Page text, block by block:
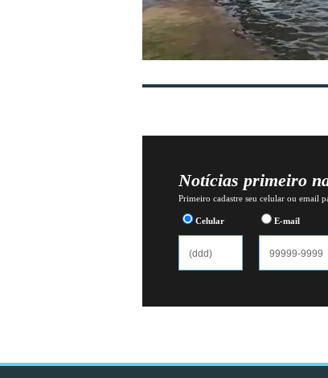
Notícias primeiro
Primeiro cadastre seu celular ou email
Celular E-mail